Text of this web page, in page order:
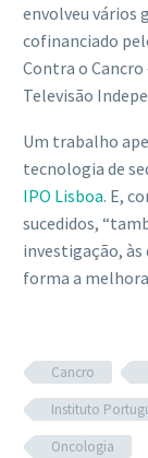
envolveu vários
cofinanciado
Contra o Cancro
Televisão
Um trabalho
tecnologia de
IPO Lisboa. E,
sucedidos,
investigação,
forma a
Cancro
Instituto
Oncologia